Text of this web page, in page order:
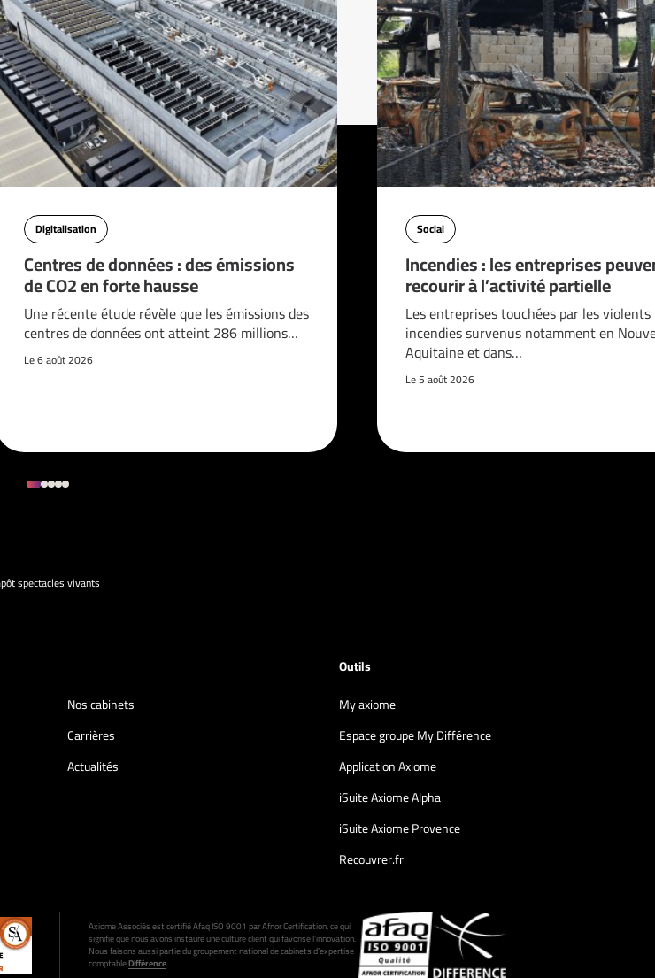
Digitalisation
Centres de données : des émissions
de CO2 en forte hausse
Une récente étude révèle que les émissions des
centres de données ont atteint 286 millions…
Le 6 août 2026
Social
Incendies : les entreprises
recourir à l’activité partielle
Les entreprises touchées par les violents
incendies survenus notamment en
Aquitaine et dans…
Le 5 août 2026
spectacles vivants
Nos cabinets
Carrières
Actualités
Outils
My axiome
Espace groupe My Différence
Application Axiome
iSuite Axiome Alpha
iSuite Axiome Provence
Recouvrer.fr
Axiome Associés est certifié Afaq ISO 9001 par Afnor Certification, ce qui
signifie que nous avons instauré une culture client qui favorise l’innovation.
Nous faisons aussi partie du groupement national de cabinets d’expertise
comptableDifférence.